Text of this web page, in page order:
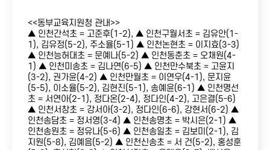
<<동부교육지원청 관내>>
▲ 인천간석초 = 고준후(1-2), ▲ 인천구월서초 = 김유안(1-
1), 김유정(5-2), 주소율(5-1) ▲ 인천논현초 = 이지효(3-3)
▲ 인천능허대초 = 문예나(5-2) ▲ 인천동춘초 = 오채원(4-
1) ▲ 인천미송초 = 김나연(6-5) ▲ 인천만수북초 = 고윤지
(3-2), 권가윤(4-2) ▲ 인천만월초 = 이연우(4-1), 문지윤
(5-5), 이소율(5-2), 김현진(5-1), 송예윤(6-1) ▲ 인천명선
초 = 서연아(2-1), 정다온(2-4), 정다인(4-2), 고은결(5-6)
▲ 인천서창초 = 강서아(3-2), 정다인(6-6), 강현서(6-2) ▲
인천송담초 = 정서영(3-4) ▲ 인천송명초 = 박시은(2-1) ▲
인천송원초 = 정유나(5-6) ▲ 인천송일초 = 김보미(2-1), 김
지원(5-8), 김예음(5-2) ▲ 인천신송초 = 서 건(5-2), 홍성훈